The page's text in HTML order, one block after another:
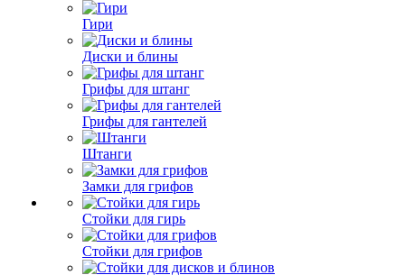
Гири
Диски и блины
Грифы для штанг
Грифы для гантелей
Штанги
Замки для грифов
Стойки для гирь
Стойки для грифов